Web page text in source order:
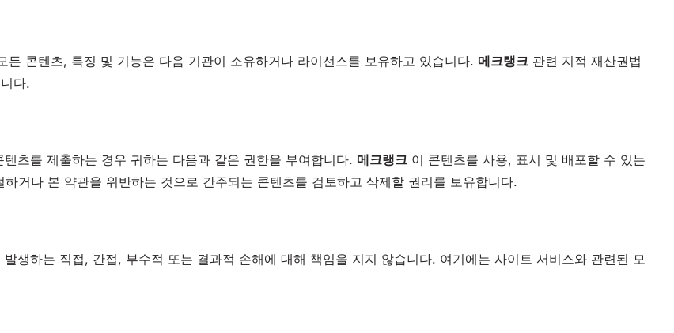
콘텐츠, 특징 및 기능은 다음 기관이 소유하거나 라이선스를 보유하고 있습니다. 메크랭크 관련 지적 재산권법
다.
츠를 제출하는 경우 귀하는 다음과 같은 권한을 부여합니다. 메크랭크 이 콘텐츠를 사용, 표시 및 배포할 수 있는
거나 본 약관을 위반하는 것으로 간주되는 콘텐츠를 검토하고 삭제할 권리를 보유합니다.
생하는 직접, 간접, 부수적 또는 결과적 손해에 대해 책임을 지지 않습니다. 여기에는 사이트 서비스와 관련된 모